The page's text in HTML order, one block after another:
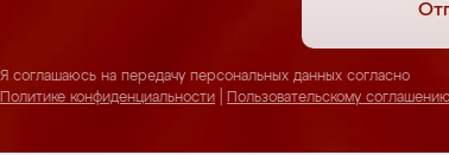
Я соглашаюсь на передачу персональных данных согласно
Политике конфиденциальности
Пользовательскому соглашению